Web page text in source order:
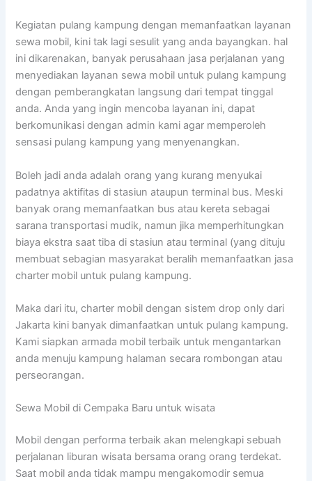
Kegiatan pulang kampung dengan memanfaatkan layanan
sewa mobil, kini tak lagi sesulit yang anda bayangkan. hal
ini dikarenakan, banyak perusahaan jasa perjalanan yang
menyediakan layanan sewa mobil untuk pulang kampung
dengan pemberangkatan langsung dari tempat tinggal
anda. Anda yang ingin mencoba layanan ini, dapat
berkomunikasi dengan admin kami agar memperoleh
sensasi pulang kampung yang menyenangkan.
Boleh jadi anda adalah orang yang kurang menyukai
padatnya aktifitas di stasiun ataupun terminal bus. Meski
banyak orang memanfaatkan bus atau kereta sebagai
sarana transportasi mudik, namun jika memperhitungkan
biaya ekstra saat tiba di stasiun atau terminal (yang dituju
membuat sebagian masyarakat beralih memanfaatkan jasa
charter mobil untuk pulang kampung.
Maka dari itu, charter mobil dengan sistem drop only dari
Jakarta kini banyak dimanfaatkan untuk pulang kampung.
Kami siapkan armada mobil terbaik untuk mengantarkan
anda menuju kampung halaman secara rombongan atau
perseorangan.
Sewa Mobil di Cempaka Baru untuk wisata
Mobil dengan performa terbaik akan melengkapi sebuah
perjalanan liburan wisata bersama orang orang terdekat.
Saat mobil anda tidak mampu mengakomodir semua